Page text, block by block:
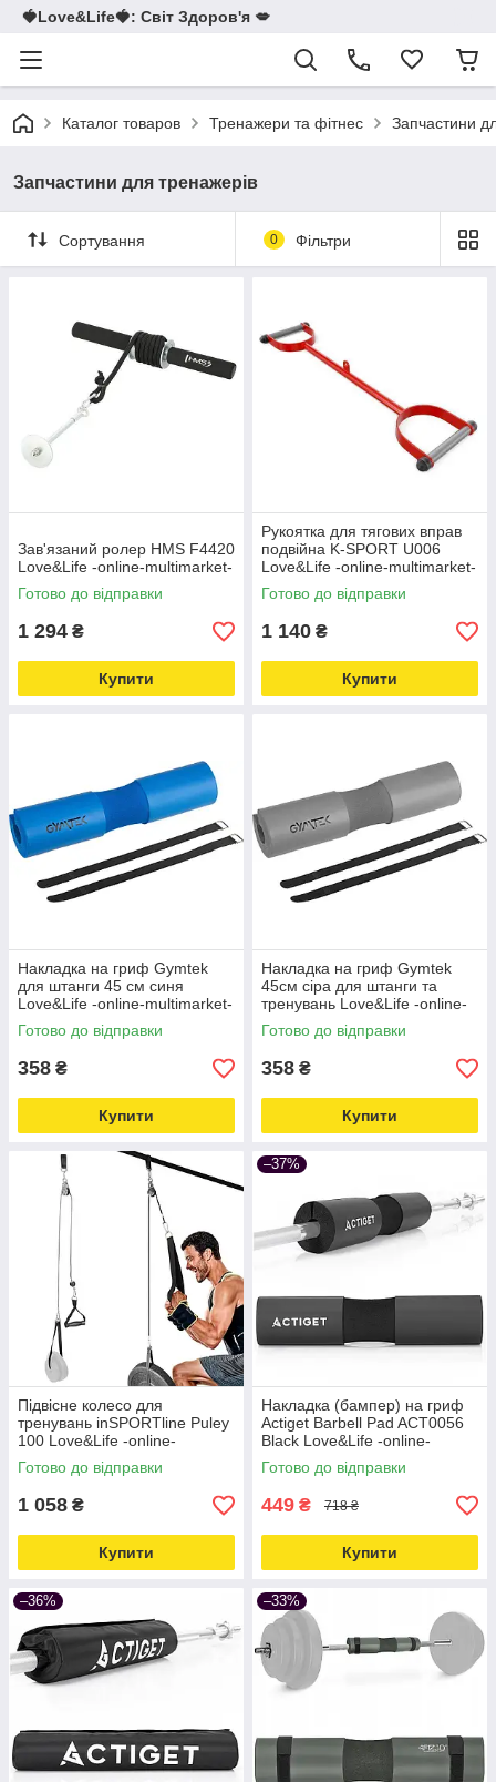
🍓Love&Life🍓: Світ Здоров'я 💋
Каталог товаров Тренажери та фітнес Запчастини
Запчастини для тренажерів
Сортування 0 Фільтри
Зав'язаний ролер HMS F4420
Love&Life -online-multimarket-
Готово до відправки
1 294 ₴
Купити
Рукоятка для тягових вправ
подвійна K-SPORT U006
Love&Life -online-multimarket-
Готово до відправки
1 140 ₴
Купити
Накладка на гриф Gymtek
для штанги 45 см синя
Love&Life -online-multimarket-
Готово до відправки
358 ₴
Купити
Накладка на гриф Gymtek
45см сіра для штанги та
тренувань Love&Life -online-
multimarket-
Готово до відправки
358 ₴
Купити
Підвісне колесо для
тренувань inSPORTline Puley
100 Love&Life -online-
multimarket-
Готово до відправки
1 058 ₴
Купити
–37%
Накладка (бампер) на гриф
Actiget Barbell Pad ACT0056
Black Love&Life -online-
multimarket-
Готово до відправки
449 ₴ 718 ₴
Купити
–36% –33%